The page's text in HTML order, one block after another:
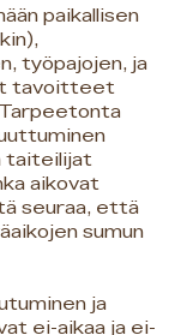
paikallisen
työpajojen, ja
tavoitteet
taiteilijat
aikovat
seuraa, että
sumun
ja
ei-aikaa ja ei-